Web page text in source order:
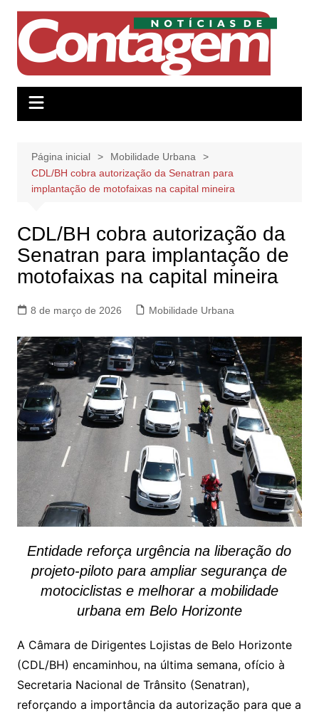
conteúdo
Página inicial
Mobilidade Urbana
CDL/BH cobra autorização da Senatran para
implantação de motofaixas na capital mineira
CDL/BH cobra autorização da
Senatran para implantação de
motofaixas na capital mineira
8 de março de 2026 Mobilidade Urbana
Entidade reforça urgência na liberação do
projeto-piloto para ampliar segurançade
motociclistas e melhorar a mobilidade
urbana em Belo Horizonte
A Câmara de Dirigentes Lojistas de Belo Horizonte
(CDL/BH) encaminhou, na última semana, ofício à
Secretaria Nacional de Trânsito (Senatran),
reforçando a importância da autorização para que a